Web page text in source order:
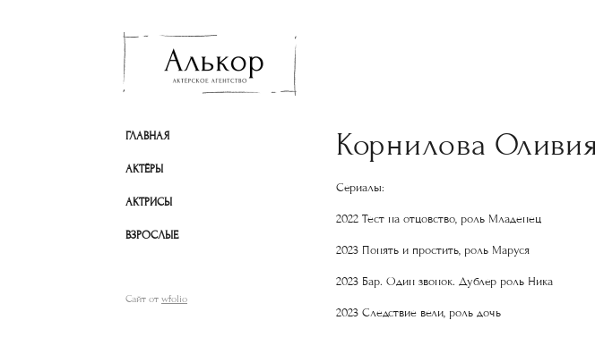
ГЛАВНАЯ
АКТЁРЫ
АКТРИСЫ
ВЗРОСЛЫЕ
Сайт от wfolio
Корнилова Оливия
Сериалы:
2022 Тест на отцовство, роль Младенец
2023 Понять и простить, роль Маруся
2023 Бар. Один звонок. Дублер роль Ника
2023 Следствие вели, роль дочь